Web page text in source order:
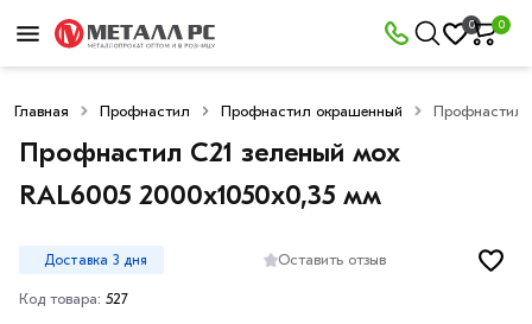
0 0
Главная Профнастил Профнастил окрашенный Профнастил
Профнастил С21 зеленый мох
RAL6005 2000х1050х0,35 мм
Доставка 3 дня Оставить отзыв
Код товара: 527